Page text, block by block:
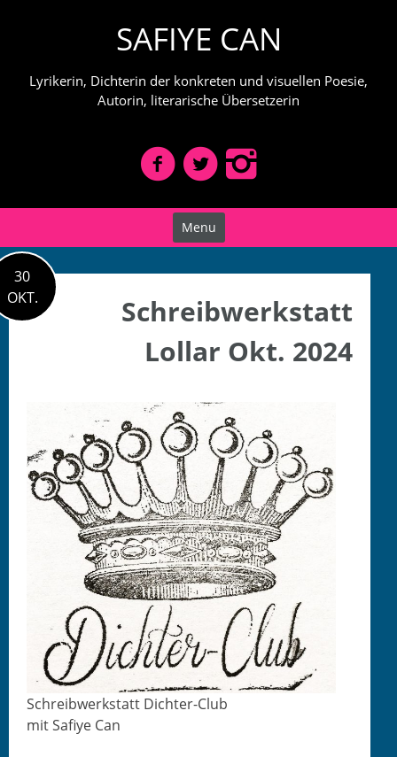
SAFIYE CAN
Lyrikerin, Dichterin der konkreten und visuellen Poesie,
Autorin, literarische Übersetzerin
Menu
30
OKT.
Schreibwerkstatt
Lollar Okt. 2024
Schreib­w­erk­statt Dichter-Club
mit Safiye Can